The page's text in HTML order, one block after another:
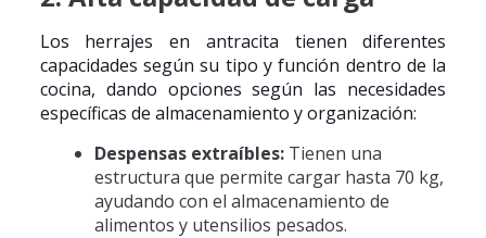
Los herrajes en antracita tienen diferentes
capacidades según su tipo y función dentro de la
cocina, dando opciones según las necesidades
específicas de almacenamiento y organización:
Despensas extraíbles:Tienen una
estructura que permite cargar hasta 70 kg,
ayudando con el almacenamiento de
alimentos y utensilios pesados.